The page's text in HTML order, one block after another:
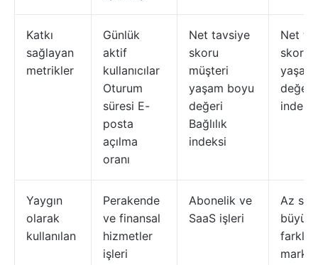
Katkı
sağlayan
metrikler
Günlük
aktif
kullanıcılar
Oturum
süresi E-
posta
açılma
oranı
Net tavsiye
skoru
müşteri
yaşam boyu
değeri
Bağlılık
indeksi
Net
skoru
değeri
indeksi
Yaygın
olarak
kullanılan
Perakende
ve finansal
hizmetler
işleri
Abonelik ve
SaaS işleri
Az
büyük
marka